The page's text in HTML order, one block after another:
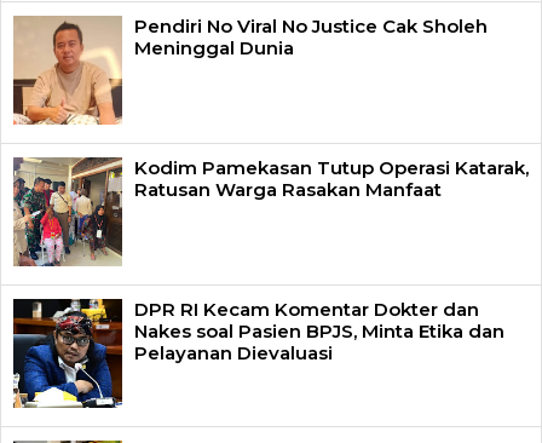
Pendiri No Viral No Justice Cak Sholeh
Meninggal Dunia
Kodim Pamekasan Tutup Operasi Katarak,
Ratusan Warga Rasakan Manfaat
DPR RI Kecam Komentar Dokter dan
Nakes soal Pasien BPJS, Minta Etika dan
Pelayanan Dievaluasi